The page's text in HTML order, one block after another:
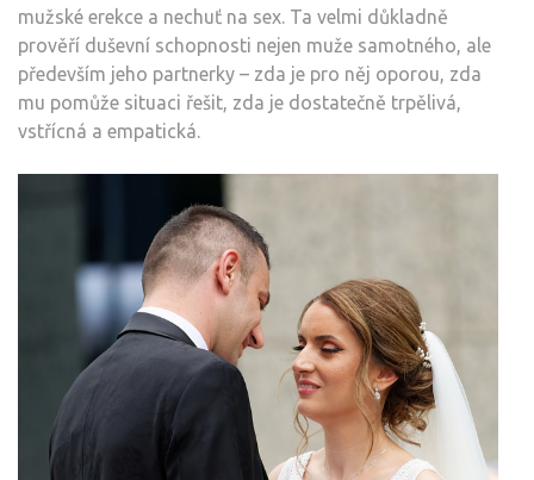
mužské erekce a nechuť na sex. Ta velmi důkladně
prověří duševní schopnosti nejen muže samotného, ale
především jeho partnerky – zda je pro něj oporou, zda
mu pomůže situaci řešit, zda je dostatečně trpělivá,
vstřícná a empatická.